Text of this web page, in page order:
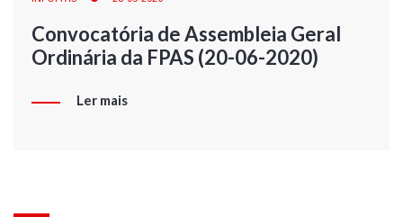
Convocatória de Assembleia Geral
Ordinária da FPAS (20-06-2020)
Ler mais